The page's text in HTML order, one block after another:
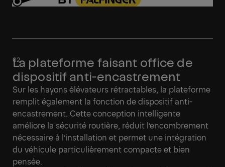
La plateforme faisant office de
dispositif anti-encastrement
Sur les hayons élévateurs rétractables, la plateforme
remplit également la fonction de dispositif anti-
encastrement. Cette conception intelligente
améliore la sécurité routière, réduit l’encombrement
nécessaire à l’installation et permet une intégration
du véhicule particulièrement compacte et bien
pensée.